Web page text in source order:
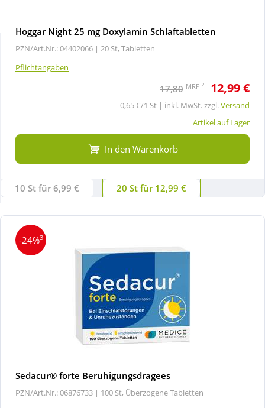
Natur & Homöopathie
Tierbedarf
Wellness
Hoggar Night 25 mg Doxylamin Schlaftabletten
PZN/Art.Nr.: 04402066 | 20 St, Tabletten
Pflichtangaben
17,80 MRP 2 12,99 €
0,65 €/1 St | inkl. MwSt. zzgl.Versand
Artikel auf Lager
In den Warenkorb
10 St für 6,99 € 20 St für 12,99 €
-24%3
Sedacur® forte Beruhigungsdragees
PZN/Art.Nr.: 06876733 | 100 St, Überzogene Tabletten